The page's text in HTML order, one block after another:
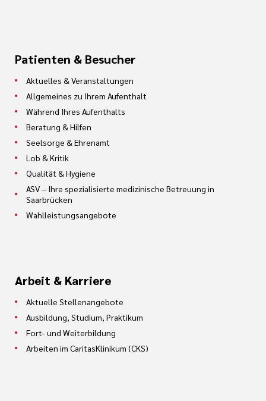
Patienten & Besucher
Aktuelles & Veranstaltungen
Allgemeines zu Ihrem Aufenthalt
Während Ihres Aufenthalts
Beratung & Hilfen
Seelsorge & Ehrenamt
Lob & Kritik
Qualität & Hygiene
ASV – Ihre spezialisierte medizinische Betreuung in
Saarbrücken
Wahlleistungsangebote
Arbeit & Karriere
Aktuelle Stellenangebote
Ausbildung, Studium, Praktikum
Fort- und Weiterbildung
Arbeiten im CaritasKlinikum (CKS)